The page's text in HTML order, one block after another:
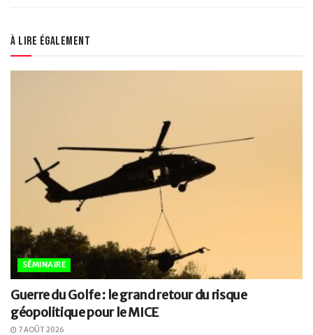
À lire également
SÉMINAIRE
Guerre du Golfe : le grand retour du risque
géopolitique pour le MICE
7 AOÛT 2026